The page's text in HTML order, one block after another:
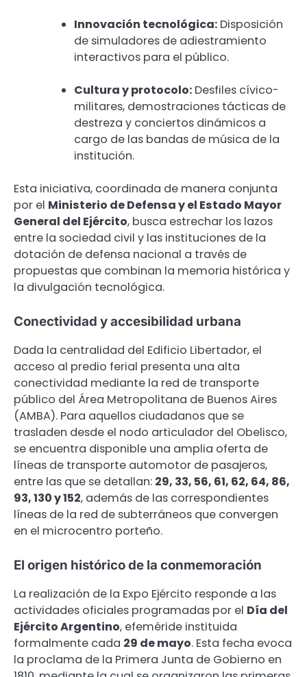
Innovación tecnológica: Disposición
de simuladores de adiestramiento
interactivos para el público.
Cultura y protocolo: Desfiles cívico-
militares, demostraciones tácticas de
destreza y conciertos dinámicos a
cargo de las bandas de música de la
institución.
Esta iniciativa, coordinada de manera conjunta
por el Ministerio de Defensa y el Estado Mayor
General del Ejército, busca estrechar los lazos
entre la sociedad civil y las instituciones de la
dotación de defensa nacional a través de
propuestas que combinan la memoria histórica y
la divulgación tecnológica.
Conectividad y accesibilidad urbana
Dada la centralidad del Edificio Libertador, el
acceso al predio ferial presenta una alta
conectividad mediante la red de transporte
público del Área Metropolitana de Buenos Aires
(AMBA). Para aquellos ciudadanos que se
trasladen desde el nodo articulador del Obelisco,
se encuentra disponible una amplia oferta de
líneas de transporte automotor de pasajeros,
entre las que se detallan: 29, 33, 56, 61, 62, 64, 86,
93, 130 y 152, además de las correspondientes
líneas de la red de subterráneos que convergen
en el microcentro porteño.
El origen histórico de la conmemoración
La realización de la Expo Ejército responde a las
actividades oficiales programadas por el Día del
Ejército Argentino, efeméride instituida
formalmente cada 29 de mayo. Esta fecha evoca
la proclama de la Primera Junta de Gobierno en